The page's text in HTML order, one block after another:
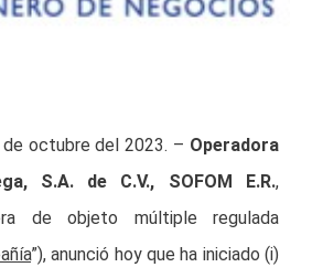
octubre del 2023. – Operadora
S.A. de C.V., SOFOM E.R.,
de objeto múltiple regulada
”), anunció hoy que ha iniciado (i)